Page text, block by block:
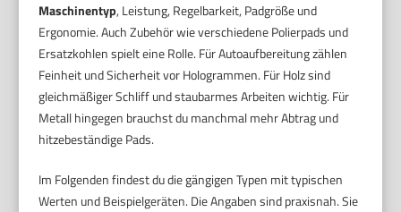
Maschinentyp, Leistung, Regelbarkeit, Padgröße und
Ergonomie. Auch Zubehör wie verschiedene Polierpads und
Ersatzkohlen spielt eine Rolle. Für Autoaufbereitung zählen
Feinheit und Sicherheit vor Hologrammen. Für Holz sind
gleichmäßiger Schliff und staubarmes Arbeiten wichtig. Für
Metall hingegen brauchst du manchmal mehr Abtrag und
hitzebeständige Pads.
Im Folgenden findest du die gängigen Typen mit typischen
Werten und Beispielgeräten. Die Angaben sind praxisnah. Sie